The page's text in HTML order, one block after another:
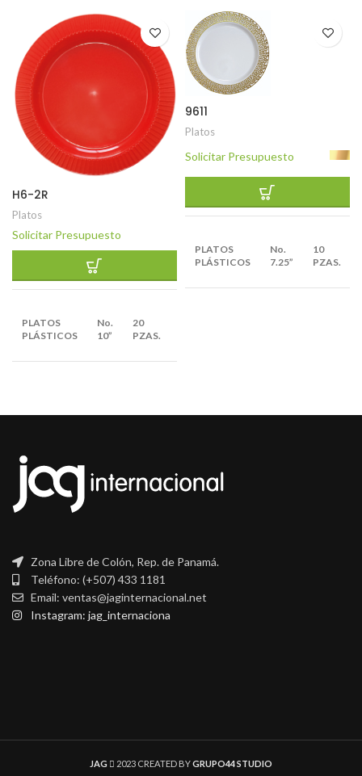
H6-2R
Platos
Solicitar Presupuesto
PLATOS
PLÁSTICOS
No.
10”
20
PZAS.
9611
Platos
Solicitar Presupuesto
PLATOS
PLÁSTICOS
No.
7.25”
10
PZAS.
Zona Libre de Colón, Rep. de Panamá.
Teléfono: (+507) 433 1181
Email: ventas@jaginternacional.net
Instagram: jag_internaciona
JAG 2023 CREATED BYGRUPO44 STUDIO